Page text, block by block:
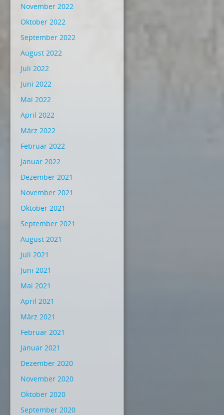
November 2022
Oktober 2022
September 2022
August 2022
Juli 2022
Juni 2022
Mai 2022
April 2022
März 2022
Februar 2022
Januar 2022
Dezember 2021
November 2021
Oktober 2021
September 2021
August 2021
Juli 2021
Juni 2021
Mai 2021
April 2021
März 2021
Februar 2021
Januar 2021
Dezember 2020
November 2020
Oktober 2020
September 2020